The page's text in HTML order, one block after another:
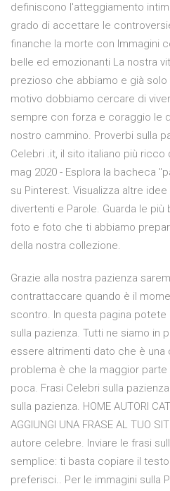
definiscono l'atteggiamento
grado di accettare le
finanche la morte con Immagini
belle ed emozionanti La nostra
prezioso che abbiamo e già
motivo dobbiamo cercare di
sempre con forza e coraggio le
nostro cammino. Proverbi sulla
Celebri .it, il sito italiano più
mag 2020 - Esplora la bacheca
su Pinterest. Visualizza altre idee
divertenti e Parole. Guarda le più
foto e foto che ti abbiamo
della nostra collezione.
Grazie alla nostra pazienza
contrattaccare quando è il
scontro. In questa pagina
sulla pazienza. Tutti ne siamo in
essere altrimenti dato che è una
problema è che la maggior
poca. Frasi Celebri sulla
sulla pazienza. HOME AUTORI
AGGIUNGI UNA FRASE AL TUO
autore celebre. Inviare le frasi
semplice: ti basta copiare il
preferisci.. Per le immagini sulla